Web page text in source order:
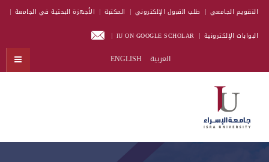
التقويم الجامعي طلب القبول الإلكتروني المكتبة الأجهزة البحثية في الجامعة
البوابات الإلكترونية IU ON GOOGLE SCHOLAR
العربية ENGLISH